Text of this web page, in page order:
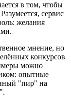
в том, чтобы
сервис
желания
мнение, но
конкурсов
можно
опытные
"пир" на